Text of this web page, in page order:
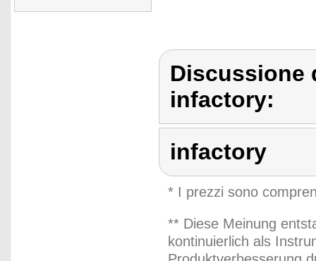
Discussione
infactory:
infactory
* I prezzi sono
** Diese Meinung
kontinuierlich als